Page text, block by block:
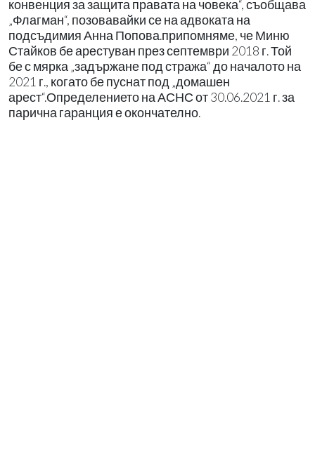
конвенция за защита правата на човека“, съобщава
„Флагман“, позовавайки се на адвоката на
подсъдимия Анна Попова.припомняме, че Миню
Стайков бе арестуван през септември 2018 г. Той
бе с мярка „задържане под стража“ до началото на
2021 г., когато бе пуснат под „домашен
арест“.Определението на АСНС от 30.06.2021 г. за
парична гаранция е окончателно.